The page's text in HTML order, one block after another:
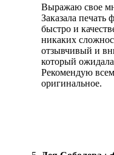
Выражаю свое
Заказала печать
быстро и
никаких
отзывчивый и
который
Рекомендую
оригинальное.